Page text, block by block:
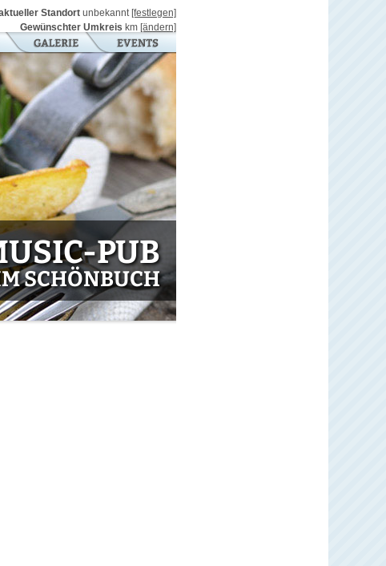
aktueller Standort unbekannt [festlegen]
Gewünschter Umkreis km [ändern]
PUB
SCHÖNBUCH